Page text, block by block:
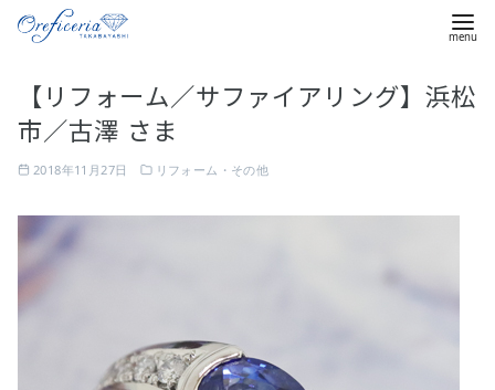
【リフォーム／サファイアリング】浜松
市／古澤 さま
2018年11月27日 リフォーム・その他